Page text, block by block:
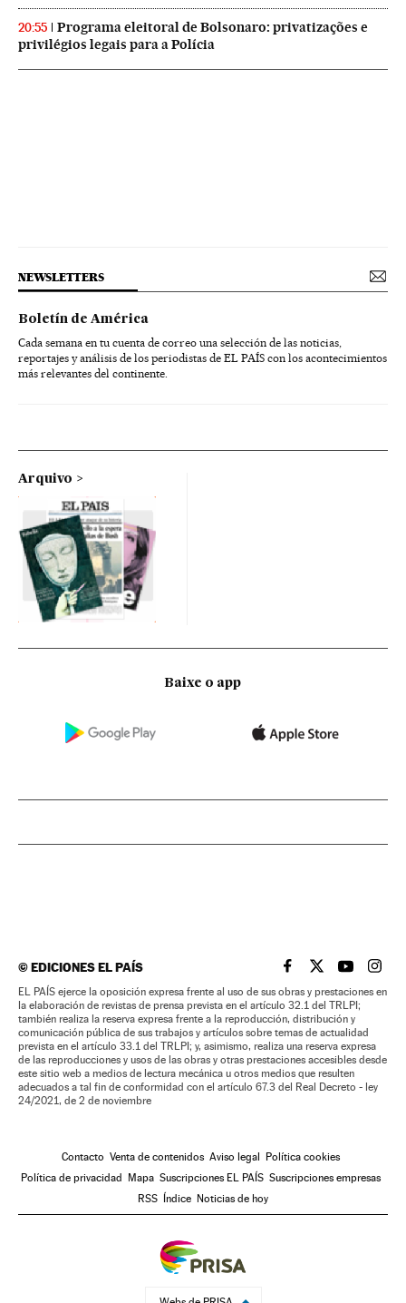
20:55
Programa eleitoral de Bolsonaro: privatizações e
privilégios legais para a Polícia
NEWSLETTERS
Boletín de América
Cada semana en tu cuenta de correo una selección de las noticias,
reportajes y análisis de los periodistas de EL PAÍS con los acontecimientos
más relevantes del continente.
Arquivo
Baixe o app
©EDICIONES EL PAÍS EL PAÍS BRASIL EN
EL PAÍSEL PAÍS
EL
EL PAÍS ejerce la oposición expresa frente al uso de sus obras y prestaciones en
la elaboración de revistas de prensa prevista en el artículo 32.1 del TRLPI;
también realiza la reserva expresa frente a la reproducción, distribución y
comunicación pública de sus trabajos y artículos sobre temas de actualidad
prevista en el artículo 33.1 del TRLPI; y, asimismo, realiza una reserva expresa
de las reproducciones y usos de las obras y otras prestaciones accesibles desde
este sitio web a medios de lectura mecánica u otros medios que resulten
adecuados a tal fin de conformidad con el artículo 67.3 del Real Decreto - ley
24/2021, de 2 de noviembre
Contacto Venta de contenidos Aviso legal
Política cookies
Política de privacidad
Mapa Suscripciones EL PAÍS Suscripciones empresas
RSS
Índice Noticias de hoy